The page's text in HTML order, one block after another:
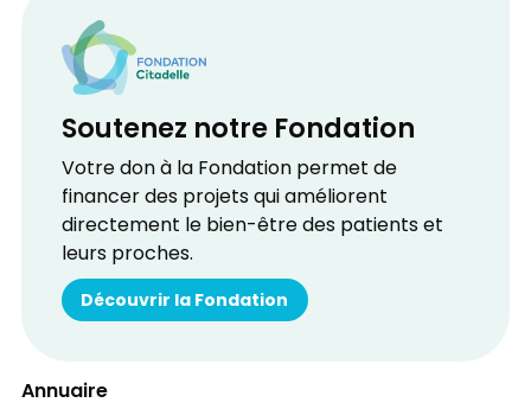
Soutenez notre Fondation
Votre don à la Fondation permet de
financer des projets qui améliorent
directement le bien-être des patients et
leurs proches.
Découvrir la Fondation
Annuaire